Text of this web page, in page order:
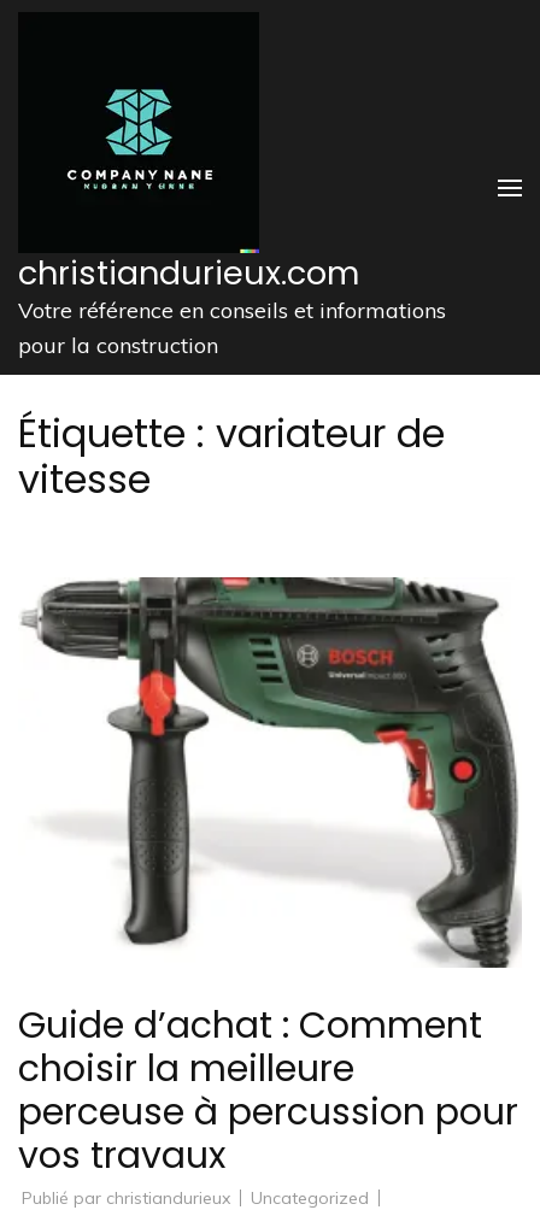
Aller
christiandurieux.com
Votre référence en conseils et informations
pour la construction
Étiquette : variateur de
vitesse
Guide d’achat : Comment
choisir la meilleure
perceuse à percussion pour
vos travaux
Publié par christiandurieux
Uncategorized